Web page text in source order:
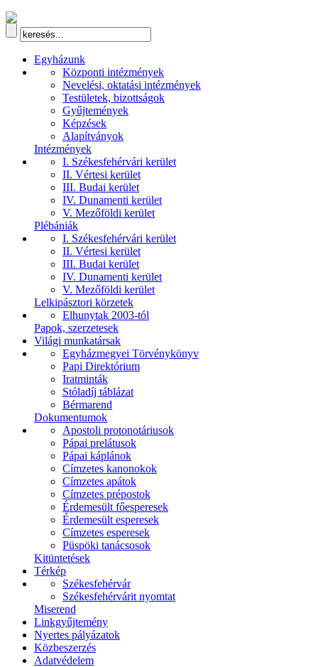
Egyházunk
Központi intézmények
Nevelési, oktatási intézmények
Testületek, bizottságok
Gyűjtemények
Képzések
Alapítványok
Intézmények
I. Székesfehérvári kerület
II. Vértesi kerület
III. Budai kerület
IV. Dunamenti kerület
V. Mezőföldi kerület
Plébániák
I. Székesfehérvári kerület
II. Vértesi kerület
III. Budai kerület
IV. Dunamenti kerület
V. Mezőföldi kerület
Lelkipásztori körzetek
Elhunytak 2003-tól
Papok, szerzetesek
Világi munkatársak
Egyházmegyei Törvénykönyv
Papi Direktórium
Iratminták
Stóladíj táblázat
Bérmarend
Dokumentumok
Apostoli protonotáriusok
Pápai prelátusok
Pápai káplánok
Címzetes kanonokok
Címzetes apátok
Címzetes prépostok
Érdemesült főesperesek
Érdemesült esperesek
Címzetes esperesek
Püspöki tanácsosok
Kitüntetések
Térkép
Székesfehérvár
Székesfehérvárit nyomtat
Miserend
Linkgyűjtemény
Nyertes pályázatok
Közbeszerzés
Adatvédelem